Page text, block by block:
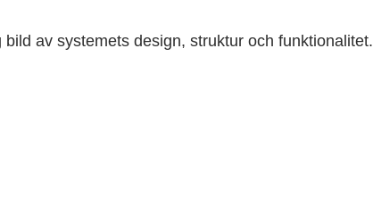
av systemets design, struktur och funktionalitet.